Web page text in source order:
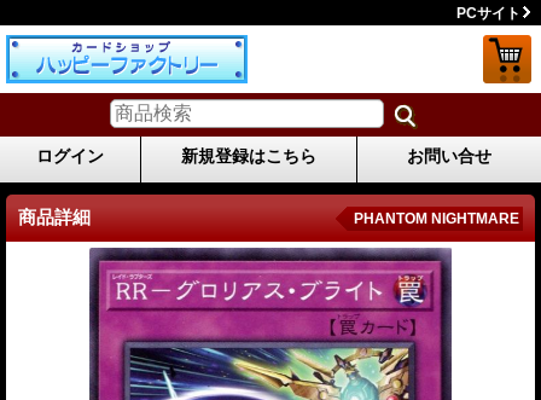
PCサイト
ログイン 新規登録はこちら お問い合せ
商品詳細 PHANTOM NIGHTMARE